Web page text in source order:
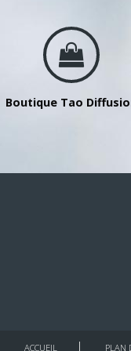
Boutique Tao
ACCUEIL PLAN